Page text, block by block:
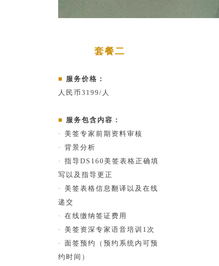
套餐二
■ 服务价格：
人民币3199/人
■ 服务包含内容：
· 美签专家前期资料审核
· 背景分析
· 指导DS160美签表格正确填
写以及指导更正
· 美签表格信息翻译以及在线
递交
· 在线缴纳签证费用
· 美签资深专家语音培训1次
· 面签预约（预约系统内可预
约时间）